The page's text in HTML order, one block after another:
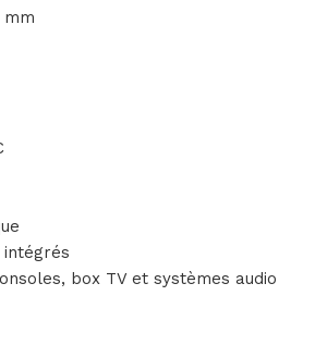
mm
intégrés
box TV et systèmes audio